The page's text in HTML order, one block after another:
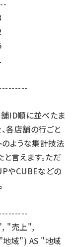
舗ID順に並べたま
各店舗の行ごと
のような集計技法
言えます。ただ
やCUBEなどの
"売上",
域") AS "地域